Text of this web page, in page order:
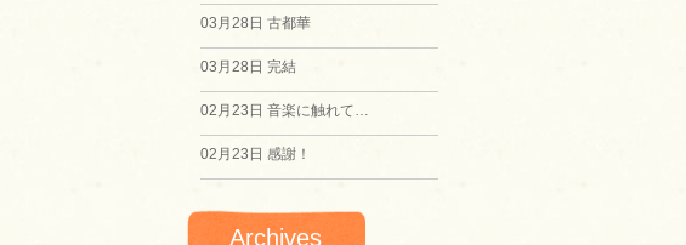
03月28日 古都華
03月28日 完結
02月23日 音楽に触れて…
02月23日 感謝！
Archives